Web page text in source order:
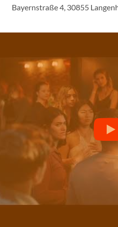
Bayernstraße 4, 30855